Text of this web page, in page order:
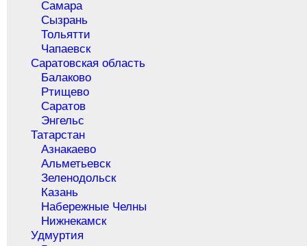
Самара
Сызрань
Тольятти
Чапаевск
Саратовская область
Балаково
Ртищево
Саратов
Энгельс
Татарстан
Азнакаево
Альметьевск
Зеленодольск
Казань
Набережные Челны
Нижнекамск
Удмуртия